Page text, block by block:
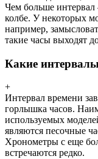
Чем больше
колбе. У некоторых
например,
такие часы выходят
Какие
+
Интервал времени
горлышка часов.
используемых
являются песочные
Хронометры с еще
встречаются редко.